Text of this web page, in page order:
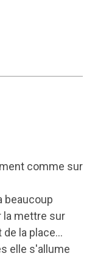
comme sur
beaucoup
la mettre sur
la place...
elle s'allume